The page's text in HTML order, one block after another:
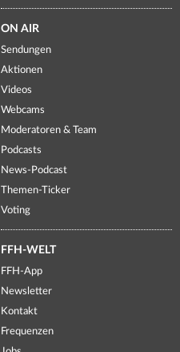
ON AIR
Sendungen
Aktionen
Videos
Webcams
Moderatoren & Team
Podcasts
News-Podcast
Themen-Ticker
Voting
FFH-WELT
FFH-App
Newsletter
Kontakt
Frequenzen